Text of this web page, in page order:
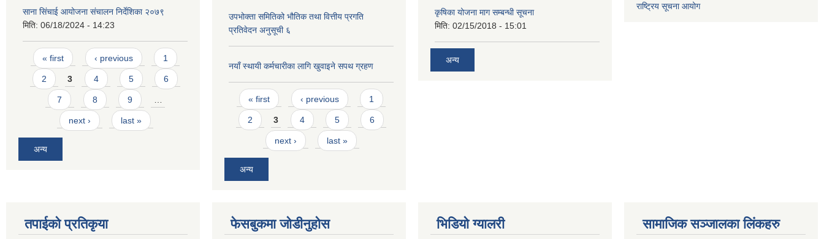
साना सिंचाई आयोजना संचालन निर्देशिका २०७९
मिति: 06/18/2024 - 14:23
Pages
« first ‹ previous 1
2 3 4 5 6
7 8 9
next › last »
अन्य
उपभोक्ता समितिको भौतिक तथा वित्तीय प्रगति
प्रतिवेदन अनुसूची ६
नयाँ स्थायी कर्मचारीका लागि खुवाइने सपथ ग्रहण
Pages
« first ‹ previous 1
2 3 4 5 6
next › last »
अन्य
कृषिका योजना माग सम्बन्धी सूचना
मिति: 02/15/2018 - 15:01
अन्य
राष्ट्रिय सूचना आयोग
तपाईको प्रतिकृया फेसबुकमा जोडीनुहोस भिडियाे ग्यालरी सामाजिक सञ्जालका लिंकहरु